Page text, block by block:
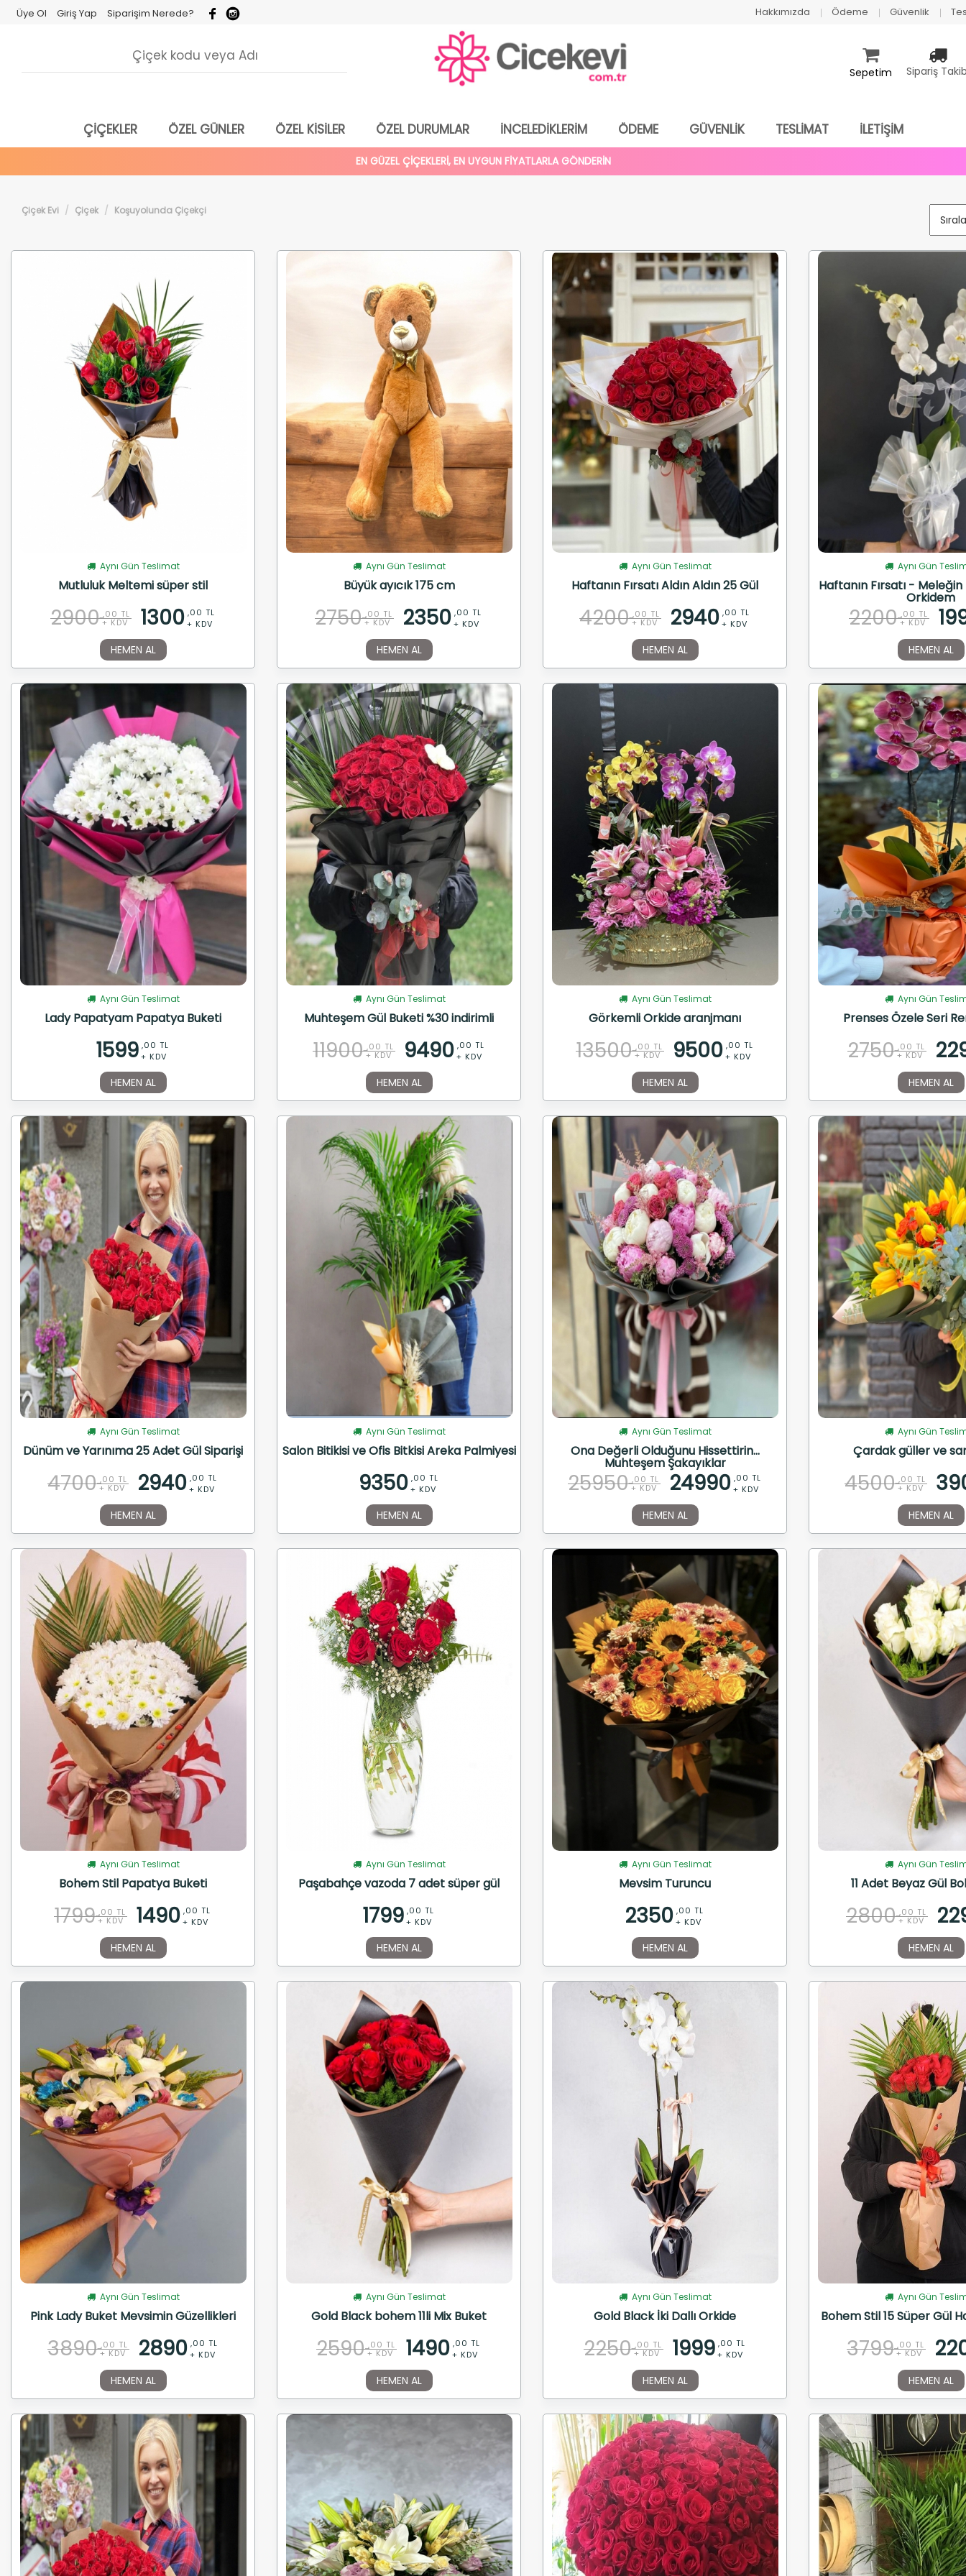
Üye Ol Giriş Yap Siparişim Nerede? Hakkımızda Ödeme Güvenlik
Sipariş
Sepetim
ÇİÇEKLER ÖZEL GÜNLER ÖZEL KİSİLER ÖZEL DURUMLAR İNCELEDİKLERİM ÖDEME GÜVENLİK TESLİMAT İLETİŞİM
EN GÜZEL ÇİÇEKLERİ, EN UYGUN FİYATLARLA GÖNDERİN
Çiçek Evi Çiçek Koşuyolunda Çiçekçi
Aynı Gün Teslimat
Mutluluk Meltemi süper stil
2900 ,00 TL
+ KDV 1300 ,00 TL
+ KDV
HEMEN AL
Aynı Gün Teslimat
Büyük ayıcık 175 cm
2750 ,00 TL
+ KDV 2350 ,00 TL
+ KDV
HEMEN AL
Aynı Gün Teslimat
Haftanın Fırsatı Aldın Aldın 25 Gül
4200 ,00 TL
+ KDV 2940 ,00 TL
+ KDV
HEMEN AL
Aynı Gün
Haftanın Fırsatı - Meleğin
Orkidem
2200 ,00 TL
+ KDV
HEMEN AL
Aynı Gün Teslimat
Lady Papatyam Papatya Buketi
1599 ,00 TL
+ KDV
HEMEN AL
Aynı Gün Teslimat
Muhteşem Gül Buketi %30 indirimli
11900 ,00 TL
+ KDV 9490 ,00 TL
+ KDV
HEMEN AL
Aynı Gün Teslimat
Görkemli Orkide aranjmanı
13500 ,00 TL
+ KDV 9500 ,00 TL
+ KDV
HEMEN AL
Aynı Gün
Prenses Özele Seri
2750 ,00 TL
+ KDV
HEMEN AL
Aynı Gün Teslimat
Dünüm ve Yarınıma 25 Adet Gül Siparişi
4700 ,00 TL
+ KDV 2940 ,00 TL
+ KDV
HEMEN AL
Aynı Gün Teslimat
Salon Bitikisi ve Ofis Bitkisi Areka Palmiyesi
9350 ,00 TL
+ KDV
HEMEN AL
Aynı Gün Teslimat
Ona Değerli Olduğunu Hissettirin...
Muhteşem Şakayıklar
25950 ,00 TL
+ KDV 24990 ,00 TL
+ KDV
HEMEN AL
Aynı Gün
Çardak güller ve
4500 ,00 TL
+ KDV
HEMEN AL
Aynı Gün Teslimat
Bohem Stil Papatya Buketi
1799 ,00 TL
+ KDV 1490 ,00 TL
+ KDV
HEMEN AL
Aynı Gün Teslimat
Paşabahçe vazoda 7 adet süper gül
1799 ,00 TL
+ KDV
HEMEN AL
Aynı Gün Teslimat
Mevsim Turuncu
2350 ,00 TL
+ KDV
HEMEN AL
Aynı Gün
11 Adet Beyaz Gül
2800 ,00 TL
+ KDV
HEMEN AL
Aynı Gün Teslimat
Pink Lady Buket Mevsimin Güzellikleri
3890 ,00 TL
+ KDV 2890 ,00 TL
+ KDV
HEMEN AL
Aynı Gün Teslimat
Gold Black bohem 11li Mix Buket
2590 ,00 TL
+ KDV 1490 ,00 TL
+ KDV
HEMEN AL
Aynı Gün Teslimat
Gold Black İki Dallı Orkide
2250 ,00 TL
+ KDV 1999 ,00 TL
+ KDV
HEMEN AL
Aynı Gün
Bohem Stil 15 Süper Gül
3799 ,00 TL
+ KDV
HEMEN AL